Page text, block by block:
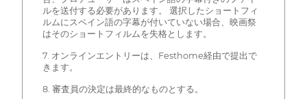
ルを送付する必要があります。 選択したショートフィ
ルムにスペイン語の字幕が付いていない場合、映画祭
はそのショートフィルムを失格とします。
7. オンラインエントリーは、Festhome経由で提出で
きます。
8. 審査員の決定は最終的なものとする。